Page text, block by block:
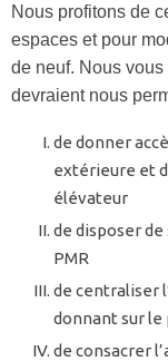
Nous profitons de
espaces et pour
de neuf. Nous
devraient nous
de donner
extérieure et
élévateur
de disposer de
PMR
de centraliser
donnant sur
de consacrer